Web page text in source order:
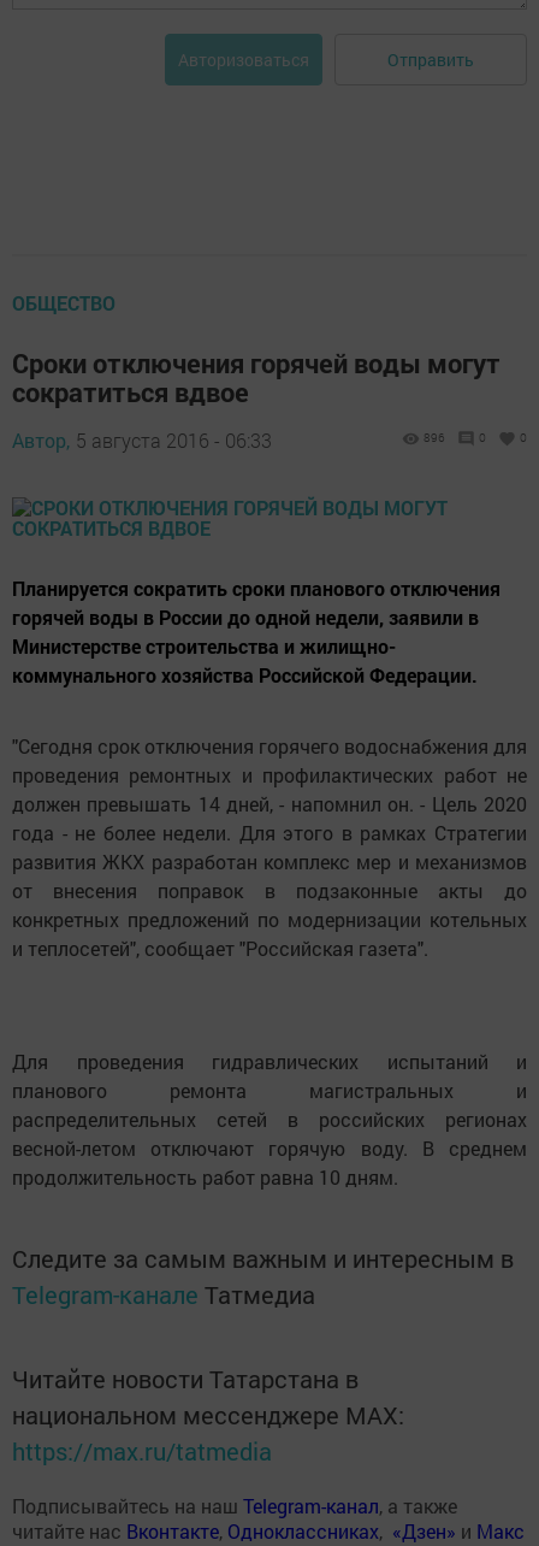
Авторизоваться Отправить
ОБЩЕСТВО
Сроки отключения горячей воды могут
сократиться вдвое
Автор, 5 августа 2016 - 06:33 896 0 0
Планируется сократить сроки планового отключения
горячей воды в России до одной недели, заявили в
Министерстве строительства и жилищно-
коммунального хозяйства Российской Федерации.
"Сегодня срок отключения горячего водоснабжения для
проведения ремонтных и профилактических работ не
должен превышать 14 дней, - напомнил он. - Цель 2020
года - не более недели. Для этого в рамках Стратегии
развития ЖКХ разработан комплекс мер и механизмов
от внесения поправок в подзаконные акты до
конкретных предложений по модернизации котельных
и теплосетей", сообщает "Российская газета".
Для проведения гидравлических испытаний и
планового ремонта магистральных и
распределительных сетей в российских регионах
весной-летом отключают горячую воду. В среднем
продолжительность работ равна 10 дням.
Следите за самым важным и интересным в
Telegram-канале Татмедиа
Читайте новости Татарстана в
национальном мессенджере MАХ:
https://max.ru/tatmedia
Подписывайтесь на наш Telegram-канал, а также
читайте нас Вконтакте, Одноклассниках, «Дзен» и Макс